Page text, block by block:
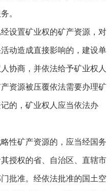
。
设置矿业权的矿产资源，对
动造成直接影响的，建设单
协商，并依法给予矿业权人
资源被压覆依法需要办理矿
的，矿业权人应当依法办
性矿产资源的，应当经国务
授权的省、自治区、直辖市
批准。经依法批准的国土空